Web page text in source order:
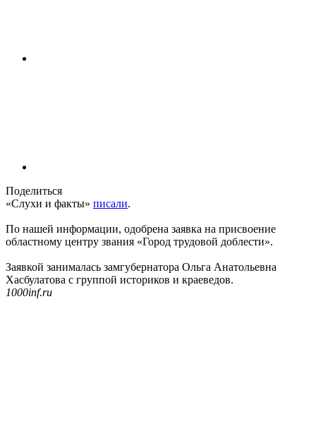
Поделиться
«Слухи и факты» писали.
По нашей информации, одобрена заявка на присвоение
областному центру звания «Город трудовой доблести».
Заявкой занималась замгубернатора Ольга Анатольевна
Хасбулатова с группой историков и краеведов.
1000inf.ru